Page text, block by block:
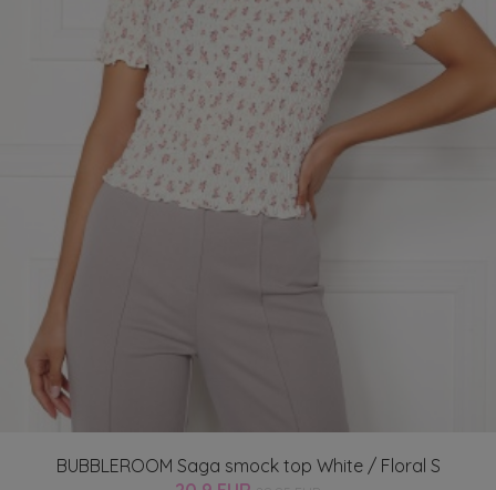
BUBBLEROOM Saga smock top White / Floral S